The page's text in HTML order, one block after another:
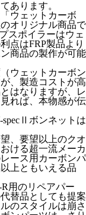
あります。
ウェットカーボ
オリジナル商品で
スポイラーはウェ
点はFRP製品より
商品の製作が可能
ウェットカーボン
、製造コストが高
はなりますが、レ
れば、本物感が伝
specⅡボンネットは
、要望以上のクオ
ける超一流メーカ
ース用カーボンパ
上ともいえる品
用のリペアパー
替品としても提案
のスタイルは崩さ